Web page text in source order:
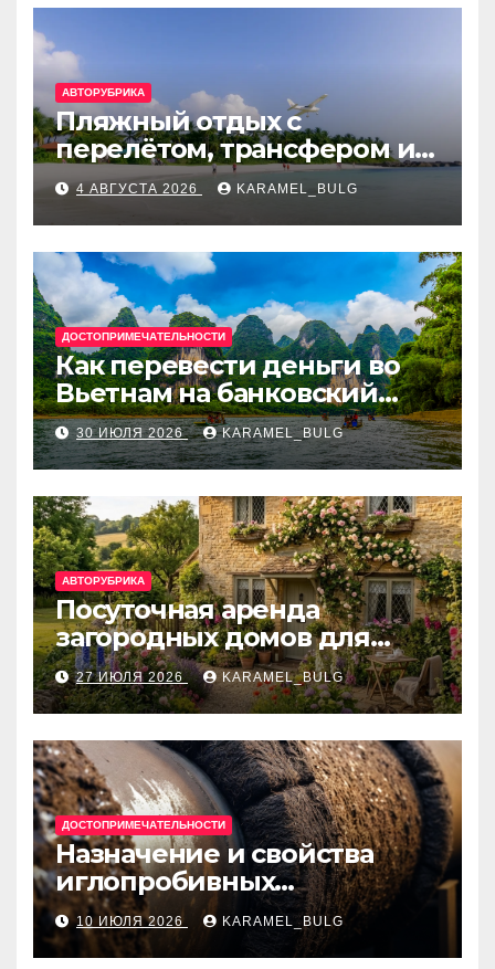
АВТОРУБРИКА
Пляжный отдых с
перелётом, трансфером и
отелем на Мальдивах, в
Турции, Греции, Таиланде
и Европе
4 АВГУСТА 2026 KARAMEL_BULG
ДОСТОПРИМЕЧАТЕЛЬНОСТИ
Как перевести деньги во
Вьетнам на банковский
счёт: VietcomBank, BIDV,
Techcombank и другие
банки
30 ИЮЛЯ 2026 KARAMEL_BULG
АВТОРУБРИКА
Посуточная аренда
загородных домов для
отдыха
27 ИЮЛЯ 2026 KARAMEL_BULG
ДОСТОПРИМЕЧАТЕЛЬНОСТИ
Назначение и свойства
иглопробивных
базальтовых огнеупорных
матов
10 ИЮЛЯ 2026 KARAMEL_BULG